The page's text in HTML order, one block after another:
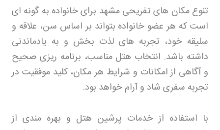
تنوع مکان های تفریحی مشهد برای خانواده به گونه ای
است که هر عضو خانواده بتواند بر اساس سن، علاقه و
سلیقه خود، تجربه های لذت بخش و به یادماندنی
داشته باشد. انتخاب هتل مناسب، برنامه ریزی صحیح
و آگاهی از امکانات و شرایط هر مکان، کلید موفقیت در
تجربه سفری شاد و آرام خواهد بود.
با استفاده از خدمات پرشین هتل و بهره مندی از